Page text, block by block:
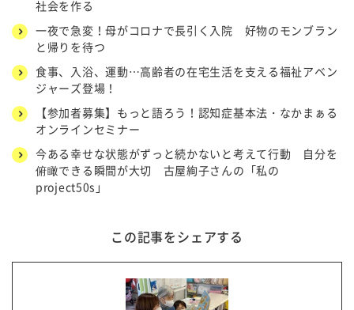
社会を作る
一夜で急変！母がコロナで長引く入院 好物のモンブラン
と帰りを待つ
食事、入浴、運動…高齢者の在宅生活を支える福祉アベン
ジャーズ登場！
【参加者募集】もっと語ろう！認知症基本法・なかまぁる
オンラインセミナー
今ある幸せな状態がずっと続かないと考えて行動 自分を
俯瞰できる瞬間が大切 古屋絢子さんの「私の
project50s」
この記事をシェアする